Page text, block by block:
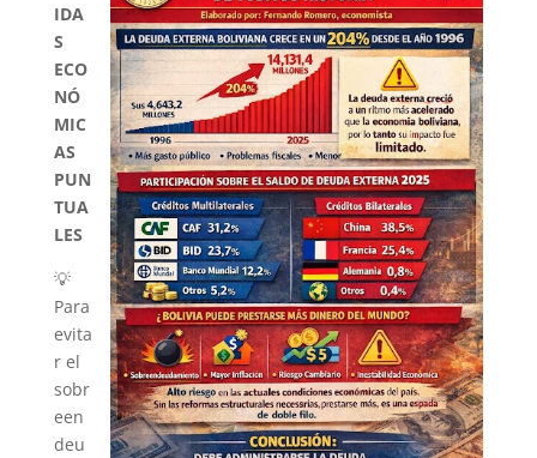
IDA
S
ECO
NÓ
MIC
AS
PUN
TUA
LES
💡
Para
evita
r el
sobr
een
deu